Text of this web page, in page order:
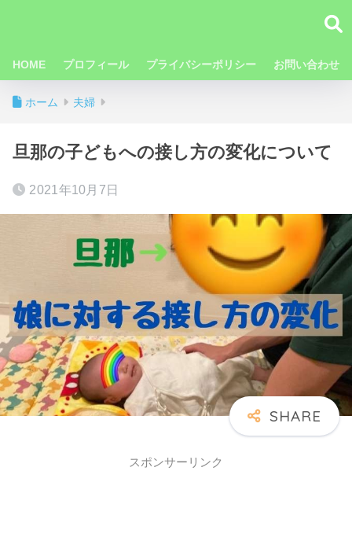
HOME プロフィール プライバシーポリシー お問い合わせ
ホーム 夫婦
旦那の子どもへの接し方の変化について
2021年10月7日
スポンサーリンク